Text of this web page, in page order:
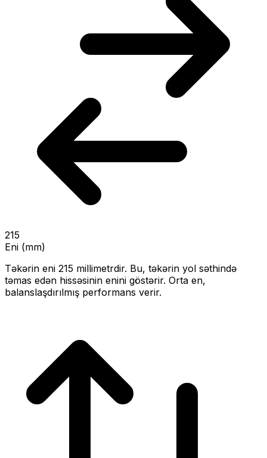
215
Eni (mm)
Təkərin eni 215 millimetrdir. Bu, təkərin yol səthində
təmas edən hissəsinin enini göstərir. Orta en,
balanslaşdırılmış performans verir.